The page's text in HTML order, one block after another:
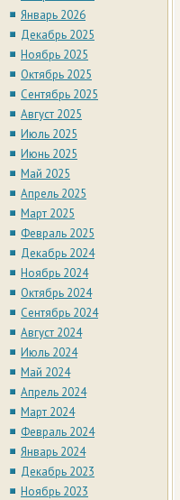
Январь 2026
Декабрь 2025
Ноябрь 2025
Октябрь 2025
Сентябрь 2025
Август 2025
Июль 2025
Июнь 2025
Май 2025
Апрель 2025
Март 2025
Февраль 2025
Декабрь 2024
Ноябрь 2024
Октябрь 2024
Сентябрь 2024
Август 2024
Июль 2024
Май 2024
Апрель 2024
Март 2024
Февраль 2024
Январь 2024
Декабрь 2023
Ноябрь 2023